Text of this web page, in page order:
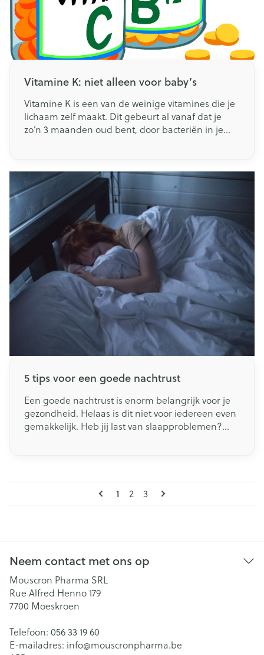
Vitamine K: niet alleen voor baby’s
Vitamine K is een van de weinige vitamines die je
lichaam zelf maakt. Dit gebeurt al vanaf dat je
zo’n 3 maanden oud bent, door bacteriën in je
moeders via de placenta veel essentiële stoffen
uitwisselen met hun baby’s, is dit bij deze
vitamine niet het geval. Pasgeboren baby’s
krijgen altijd vitamine K toegediend. Geef je
borstvoeding, dan is het ook belangrijk dat je
jouw baby een vitamine K-supplement geeft. Wie
meteen flesvoeding wil of moet geven, mag dit
achterwege laten. In dat type voeding zit er
namelijk genoeg vitamine K.
5 tips voor een goede nachtrust
Een goede nachtrust is enorm belangrijk voor je
gezondheid. Helaas is dit niet voor iedereen even
gemakkelijk. Heb jij last van slaapproblemen?
Pagina's
U lees momenteel pagina
1 Pagina
2 Pagina
3
Neem contact met ons op
Mouscron Pharma SRL
Rue Alfred Henno 179
7700 Moeskroen
Telefoon: 056 33 19 60
E-mailadres: info@mouscronpharma.be